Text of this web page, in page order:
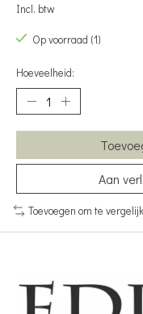
Incl. btw
Op voorraad (1)
Hoeveelheid:
Aan
Toevoegen om te